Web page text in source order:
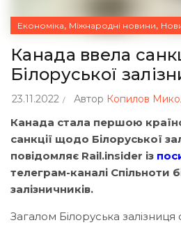
Економіка, Міжнародні новини,
Канада ввела
Білоруської
23.11.2022 Автор Копилов
Канада стала першою
санкції щодо Білоруської
повідомляє Rail.insider із
телеграм-каналі Спільноти
залізничників.
Загалом Білоруська